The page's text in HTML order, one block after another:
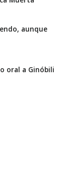
aunque
oral a Ginóbili